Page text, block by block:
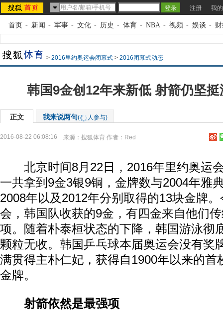
注册 我
首页 - 新闻 - 军事 - 文化 - 历史 - 体育 - NBA - 视频 - 娱谈 -
> 2016里约奥运会闭幕式 > 2016闭幕式动态
韩国9金创12年来新低 射箭仍坚
正文 我来说两句( 人参与)
2016-08-22 06:08:16 来源： 搜狐体育 作者：Red
北京时间8月22日，2016年里约奥运
一共拿到9金3银9铜，金牌数与2004年雅
2008年以及2012年分别取得的13块金牌
会，韩国队收获的9金，有四金来自他们
项。随着朴泰桓状态的下降，韩国游泳彻
颗粒无收。韩国乒乓球本届奥运会没有奖
满贯得主朴仁妃，获得自1900年以来的首
金牌。
射箭依然是最强项